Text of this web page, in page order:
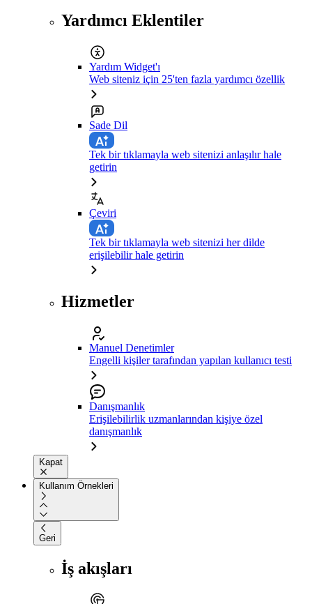
Yardımcı Eklentiler
Yardım Widget'ı
Web siteniz için 25'ten fazla yardımcı özellik
Sade Dil
Tek bir tıklamayla web sitenizi anlaşılır hale
getirin
Çeviri
Tek bir tıklamayla web sitenizi her dilde
erişilebilir hale getirin
Hizmetler
Manuel Denetimler
Engelli kişiler tarafından yapılan kullanıcı testi
Danışmanlık
Erişilebilirlik uzmanlarından kişiye özel
danışmanlık
Kapat
Kullanım Örnekleri
Geri
İş akışları